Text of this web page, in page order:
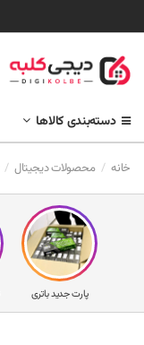
دسته‌بندی کالاها
خانه محصولات دیجیتال
پارت جدید باتری